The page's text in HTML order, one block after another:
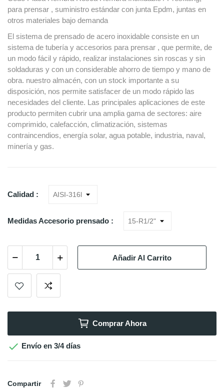
para prensar , suministro estándar con junta Epdm, juntas en
otros materiales bajo demanda
El sistema de prensado de acero inoxidable consiste en un
sistema de tubería y accesorios para prensar , que permite, de
un modo fácil y rápido, realizar instalaciones sin roscas y sin
soldaduras y con un considerable ahorro de tiempo y mano de
obra. nuestro almacén, con un stock importante a su
disposición, nos permite satisfacer de un modo rápido las
necesidades del cliente. Las principales aplicaciones de este
producto permiten cubrir una amplia gama de sectores: aire
comprimido, calefacción, climatización, sistemas
contraincendios, energía solar, agua potable, industria, naval,
minería y gas.
Calidad :
Medidas Accesorio prensado :
Añadir Al Carrito
Comprar Ahora
 Envío en 3/4 días
Compartir